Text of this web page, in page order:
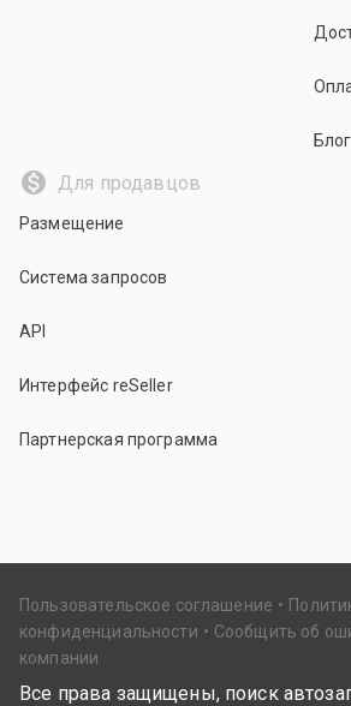
Блог
Для продавцов
Размещение
Система запросов
API
Интерфейс reSeller
Партнерская программа
Пользовательское соглашение
конфиденциальности
Сообщить об
компании
Все права защищены, поиск